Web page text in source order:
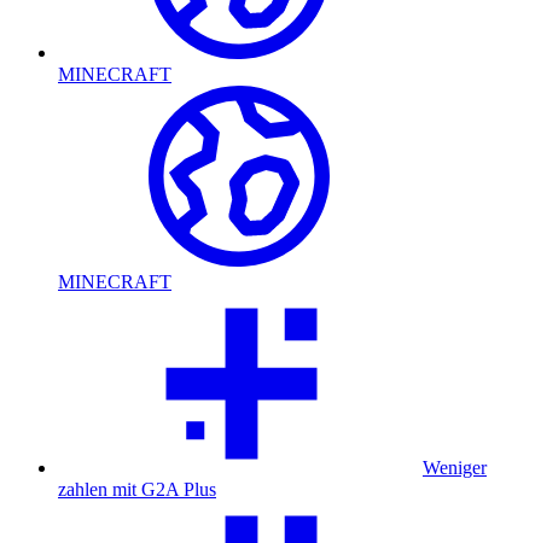
MINECRAFT
MINECRAFT
Weniger
zahlen mit G2A Plus